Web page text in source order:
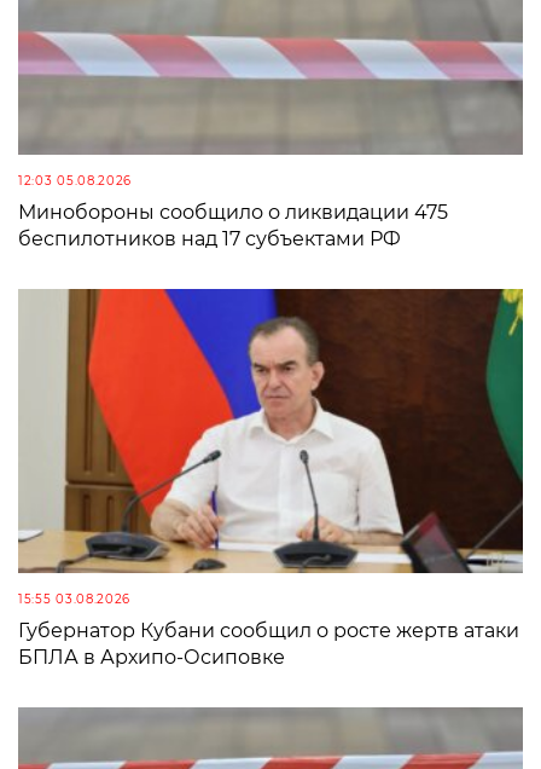
12:03 05.08.2026
Минобороны сообщило о ликвидации 475
беспилотников над 17 субъектами РФ
15:55 03.08.2026
Губернатор Кубани сообщил о росте жертв атаки
БПЛА в Архипо-Осиповке